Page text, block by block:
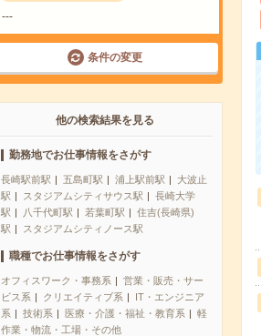
---
条件の変更
他の検索結果を見る
勤務地でお仕事情報をさがす
長崎駅前駅 五島町駅 浦上駅前駅
大波止
駅
スタジアムシティサウス駅
長崎大学
駅
八千代町駅 若葉町駅
住吉(長崎県)
駅
スタジアムシティノース駅
職種でお仕事情報をさがす
オフィスワーク・事務系
営業・販売・サー
ビス系
クリエイティブ系
IT・エンジニア
系
技術系 医療・介護・福祉・教育系
軽
作業・物流・工場・その他